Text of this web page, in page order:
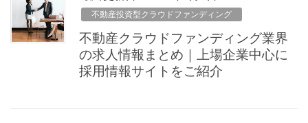
不動産投資型クラウドファンディング
不動産クラウドファンディング業界
の求人情報まとめ｜上場企業中心に
採用情報サイトをご紹介